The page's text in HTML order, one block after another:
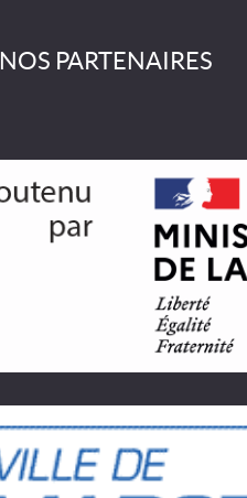
NOS PARTENAIRES